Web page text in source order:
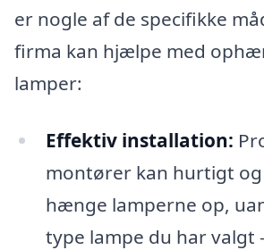
er nogle af de specifikke
firma kan hjælpe med
lamper:
Effektiv installation:
montører kan hurtigt
hænge lamperne op,
type lampe du har valgt